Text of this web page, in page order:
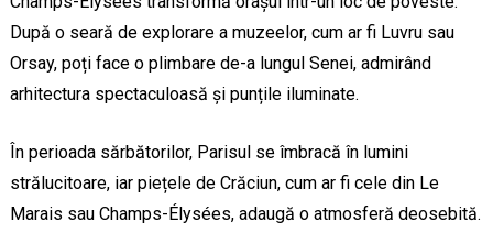
După o seară de explorare a muzeelor, cum ar fi Luvru sau
Orsay, poți face o plimbare de-a lungul Senei, admirând
arhitectura spectaculoasă și punțile iluminate.
În perioada sărbătorilor, Parisul se îmbracă în lumini
strălucitoare, iar piețele de Crăciun, cum ar fi cele din Le
Marais sau Champs-Élysées, adaugă o atmosferă deosebită.